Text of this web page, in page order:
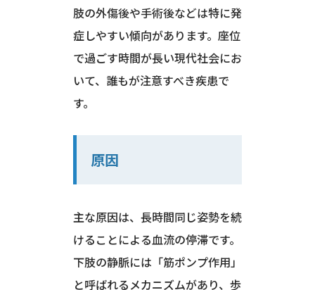
肢の外傷後や手術後などは特に発
症しやすい傾向があります。座位
で過ごす時間が長い現代社会にお
いて、誰もが注意すべき疾患で
す。
原因
主な原因は、長時間同じ姿勢を続
けることによる血流の停滞です。
下肢の静脈には「筋ポンプ作用」
と呼ばれるメカニズムがあり、歩